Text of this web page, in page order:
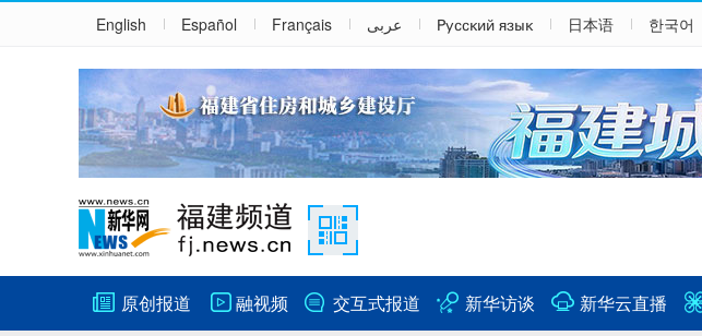
English Español Français عربى Русский язык 日本语 한국어
原创报道 融视频 交互式报道 新华访谈 新华云直播